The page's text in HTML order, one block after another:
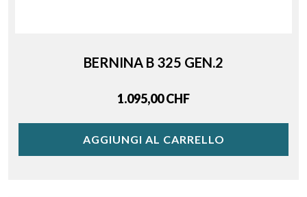
BERNINA B 325 GEN.2
Price
1.095,00 CHF
AGGIUNGI AL CARRELLO